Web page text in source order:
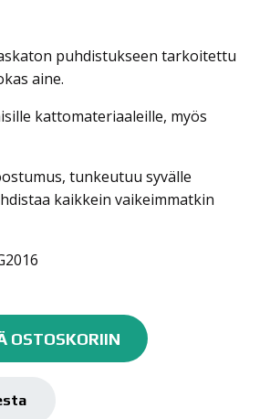
puhdistukseen tarkoitettu
aine.
kattomateriaaleille, myös
tunkeutuu syvälle
kaikkein vaikeimmatkin
OSTOSKORIIN